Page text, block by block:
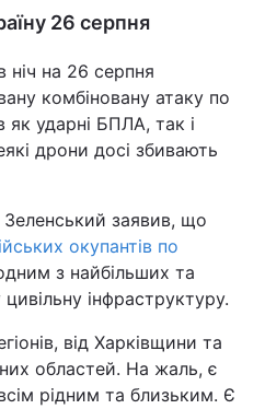
26 серпня
ніч на 26 серпня
комбіновану атаку по
як ударні БПЛА, так і
дрони досі збивають
заявив, що
окупантів по
з найбільших та
інфраструктуру.
від Харківщини та
областей. На жаль, є
рідним та близьким. Є